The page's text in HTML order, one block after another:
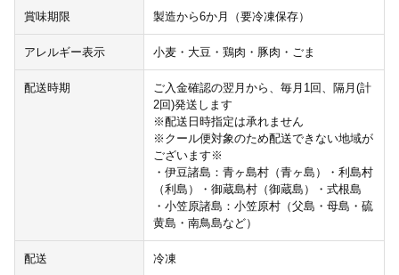
賞味期限 製造から6か月（要冷凍保存）
アレルギー表示 小麦・大豆・鶏肉・豚肉・ごま
配送時期
ご入金確認の翌月から、毎月1回、隔月(計
2回)発送します
※配送日時指定は承れません
※クール便対象のため配送できない地域が
ございます※
・伊豆諸島：青ヶ島村（青ヶ島）・利島村
（利島）・御蔵島村（御蔵島）・式根島
・小笠原諸島：小笠原村（父島・母島・硫
黄島・南鳥島など）
配送 冷凍